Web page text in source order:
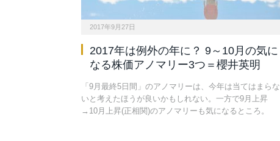
2017年9月27日
2017年は例外の年に？ 9～10月の気に
なる株価アノマリー3つ＝櫻井英明
「9月最終5日間」のアノマリーは、今年は当てはまらな
いと考えたほうが良いかもしれない。一方で9月上昇
→10月上昇(正相関)のアノマリーも気になるところ。